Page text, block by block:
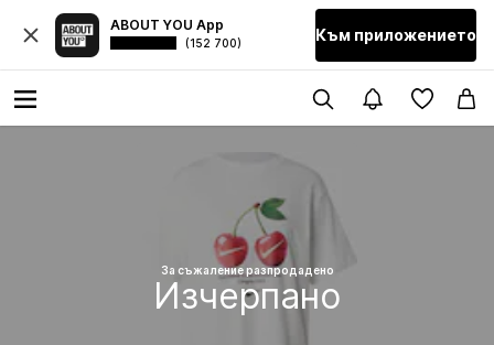
ABOUT YOU App
(152 700) Към приложението
За съжаление разпродадено
Изчерпано